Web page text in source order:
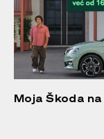
Moja Škoda